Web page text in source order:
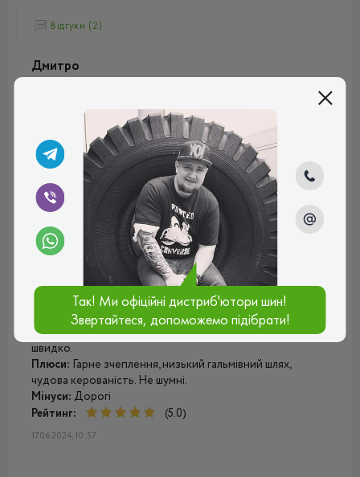
Відгуки (2)
Дмитро
Прекрасне зчеплення, керування чітке та гостре, швидке
гальмування хоч на сухому, хоч на мокрому асфальті.
Зношуються шини не швидко, комфорт та шум у нормі.
Плюси:
Круті, достойні шини
Рейтинг:
(5.0)
13.05.2025, 15:40
Андрій
Шини дорогі, це факт, але вартують своїх грошей.
Особливо дивують на мокрій дорозі. Не плаває,
тримається рівно. На сухому асфальті теж все гуд. Гарно
кермується, швидко гальмує. За два повних сезони
протектор не стерся. Не шумні, навіть якщо їдеш дуже
швидко.
Плюси: Гарне зчеплення, низький гальмівний шлях,
чудова керованість. Не шумні.
Мінуси: Дорогі
Рейтинг:
(5.0)
17.06.2024, 10:57
Так! Ми офіційні дистриб'ютори шин!
Звертайтеся, допоможемо підібрати!